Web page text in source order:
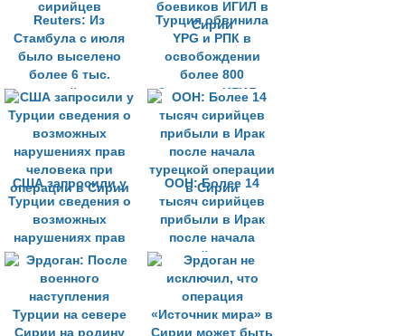
Reuters: Из
Стамбула с июля
было выселено
более 6 тыс.
сирийцев
Турция обвинила
YPG и РПК в
освобождении
более 800
боевиков ИГИЛ в
Сирии
США запросили у
Турции сведения о
возможных
нарушениях прав
человека при
операции в Сирии
ООН: Более 14
тысяч сирийцев
прибыли в Ирак
после начала
турецкой операции
в Сирии